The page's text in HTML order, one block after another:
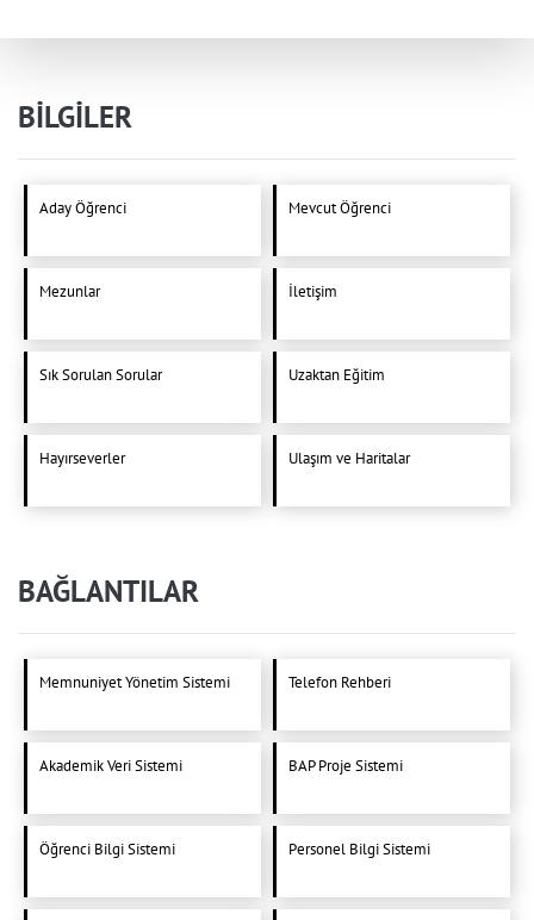
BİLGİLER
Aday Öğrenci Mevcut Öğrenci
Mezunlar İletişim
Sık Sorulan Sorular Uzaktan Eğitim
Hayırseverler Ulaşım ve Haritalar
BAĞLANTILAR
Memnuniyet Yönetim Sistemi Telefon Rehberi
Akademik Veri Sistemi BAP Proje Sistemi
Öğrenci Bilgi Sistemi Personel Bilgi Sistemi